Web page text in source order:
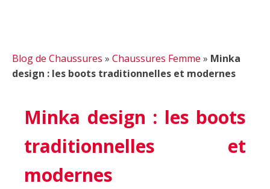
Blog de Chaussures » Chaussures Femme » Minka
design : les boots traditionnelles et modernes
Minka design : les boots
traditionnelles et
modernes